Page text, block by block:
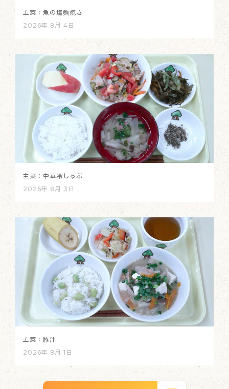
主菜：魚の塩麴焼き
2026年 8月 4日
主菜：中華冷しゃぶ
2026年 8月 3日
主菜：豚汁
2026年 8月 1日